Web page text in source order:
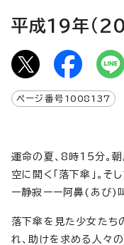
平成19年（
ページ番号 1008137
運命の夏、8時15分。
空に開く「落下傘」。
ー静寂ーー阿鼻(あび)
落下傘を見た少女た
れ、助けを求める人々